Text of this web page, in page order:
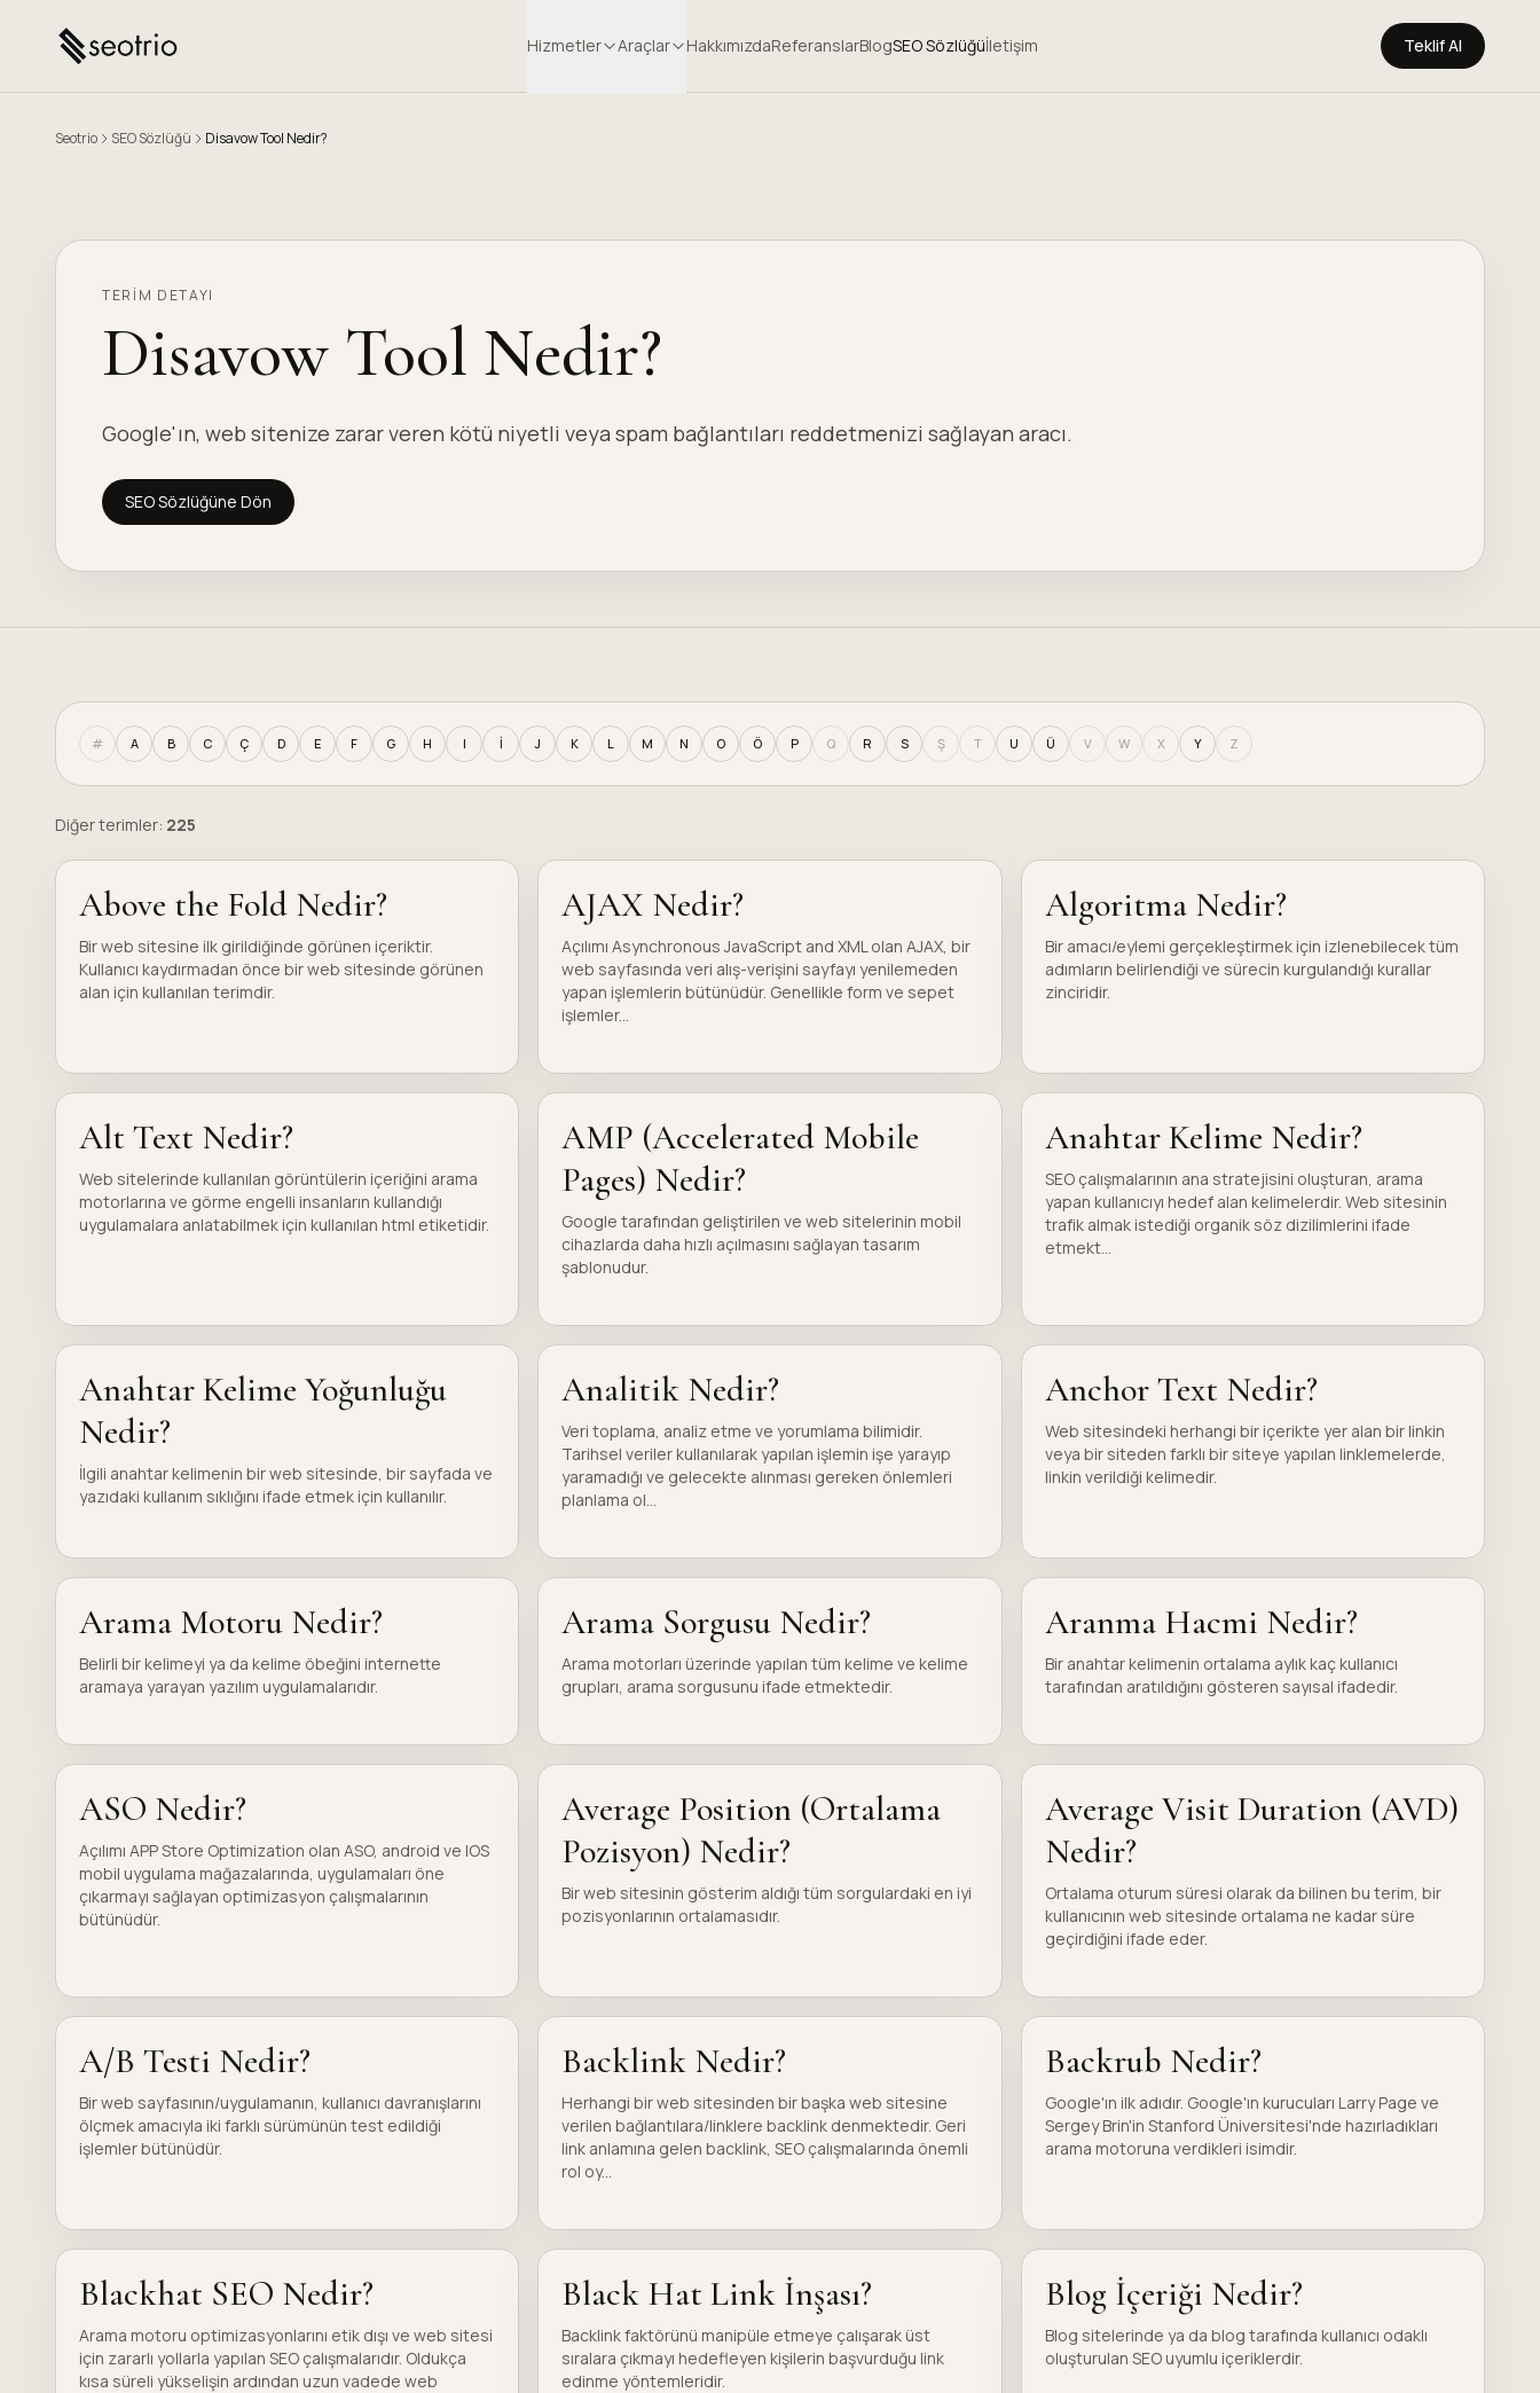
Hizmetler Araçlar HakkımızdaReferanslarBlogSEO Sözlüğüİletişim Teklif Al
Seotrio SEO Sözlüğü Disavow Tool Nedir?
TERIM DETAYI
Disavow Tool Nedir?
Google'ın, web sitenize zarar veren kötü niyetli veya spam bağlantıları reddetmenizi sağlayan aracı.
SEO Sözlüğüne Dön
# A B C Ç D E F G H I İ J K L M N O Ö P Q R S Ş T U Ü V W X Y Z
Diğer terimler: 225
Above the Fold Nedir?
Bir web sitesine ilk girildiğinde görünen içeriktir.
Kullanıcı kaydırmadan önce bir web sitesinde görünen
alan için kullanılan terimdir.
AJAX Nedir?
Açılımı Asynchronous JavaScript and XML olan AJAX, bir
web sayfasında veri alış-verişini sayfayı yenilemeden
yapan işlemlerin bütünüdür. Genellikle form ve sepet
işlemler...
Algoritma Nedir?
Bir amacı/eylemi gerçekleştirmek için izlenebilecek tüm
adımların belirlendiği ve sürecin kurgulandığı kurallar
zinciridir.
Alt Text Nedir?
Web sitelerinde kullanılan görüntülerin içeriğini arama
motorlarına ve görme engelli insanların kullandığı
uygulamalara anlatabilmek için kullanılan html etiketidir.
AMP (Accelerated Mobile
Pages) Nedir?
Google tarafından geliştirilen ve web sitelerinin mobil
cihazlarda daha hızlı açılmasını sağlayan tasarım
şablonudur.
Anahtar Kelime Nedir?
SEO çalışmalarının ana stratejisini oluşturan, arama
yapan kullanıcıyı hedef alan kelimelerdir. Web sitesinin
trafik almak istediği organik söz dizilimlerini ifade
etmekt...
Anahtar Kelime Yoğunluğu
Nedir?
İlgili anahtar kelimenin bir web sitesinde, bir sayfada ve
yazıdaki kullanım sıklığını ifade etmek için kullanılır.
Analitik Nedir?
Veri toplama, analiz etme ve yorumlama bilimidir.
Tarihsel veriler kullanılarak yapılan işlemin işe yarayıp
yaramadığı ve gelecekte alınması gereken önlemleri
planlama ol...
Anchor Text Nedir?
Web sitesindeki herhangi bir içerikte yer alan bir linkin
veya bir siteden farklı bir siteye yapılan linklemelerde,
linkin verildiği kelimedir.
Arama Motoru Nedir?
Belirli bir kelimeyi ya da kelime öbeğini internette
aramaya yarayan yazılım uygulamalarıdır.
Arama Sorgusu Nedir?
Arama motorları üzerinde yapılan tüm kelime ve kelime
grupları, arama sorgusunu ifade etmektedir.
Aranma Hacmi Nedir?
Bir anahtar kelimenin ortalama aylık kaç kullanıcı
tarafından aratıldığını gösteren sayısal ifadedir.
ASO Nedir?
Açılımı APP Store Optimization olan ASO, android ve IOS
mobil uygulama mağazalarında, uygulamaları öne
çıkarmayı sağlayan optimizasyon çalışmalarının
bütünüdür.
Average Position (Ortalama
Pozisyon) Nedir?
Bir web sitesinin gösterim aldığı tüm sorgulardaki en iyi
pozisyonlarının ortalamasıdır.
Average Visit Duration (AVD)
Nedir?
Ortalama oturum süresi olarak da bilinen bu terim, bir
kullanıcının web sitesinde ortalama ne kadar süre
geçirdiğini ifade eder.
A/B Testi Nedir?
Bir web sayfasının/uygulamanın, kullanıcı davranışlarını
ölçmek amacıyla iki farklı sürümünün test edildiği
işlemler bütünüdür.
Backlink Nedir?
Herhangi bir web sitesinden bir başka web sitesine
verilen bağlantılara/linklere backlink denmektedir. Geri
link anlamına gelen backlink, SEO çalışmalarında önemli
rol oy...
Backrub Nedir?
Google'ın ilk adıdır. Google'ın kurucuları Larry Page ve
Sergey Brin'in Stanford Üniversitesi'nde hazırladıkları
arama motoruna verdikleri isimdir.
Blackhat SEO Nedir?
Arama motoru optimizasyonlarını etik dışı ve web sitesi
için zararlı yollarla yapılan SEO çalışmalarıdır. Oldukça
kısa süreli yükselişin ardından uzun vadede web
Black Hat Link İnşası?
Backlink faktörünü manipüle etmeye çalışarak üst
sıralara çıkmayı hedefleyen kişilerin başvurduğu link
edinme yöntemleridir.
Blog İçeriği Nedir?
Blog sitelerinde ya da blog tarafında kullanıcı odaklı
oluşturulan SEO uyumlu içeriklerdir.